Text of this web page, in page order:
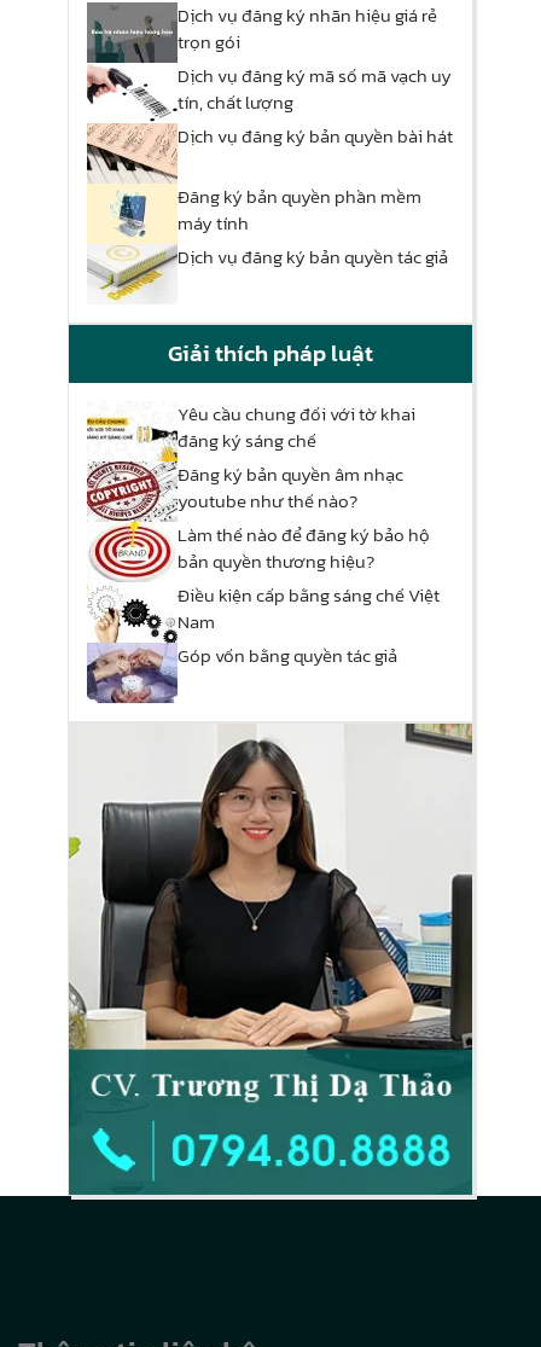
Dịch vụ đăng ký nhãn hiệu giá rẻ
trọn gói
Dịch vụ đăng ký mã số mã vạch uy
tín, chất lượng
Dịch vụ đăng ký bản quyền bài hát
Đăng ký bản quyền phần mềm
máy tính
Dịch vụ đăng ký bản quyền tác giả
Giải thích pháp luật
Yêu cầu chung đối với tờ khai
đăng ký sáng chế
Đăng ký bản quyền âm nhạc
youtube như thế nào?
Làm thế nào để đăng ký bảo hộ
bản quyền thương hiệu?
Điều kiện cấp bằng sáng chế Việt
Nam
Góp vốn bằng quyền tác giả